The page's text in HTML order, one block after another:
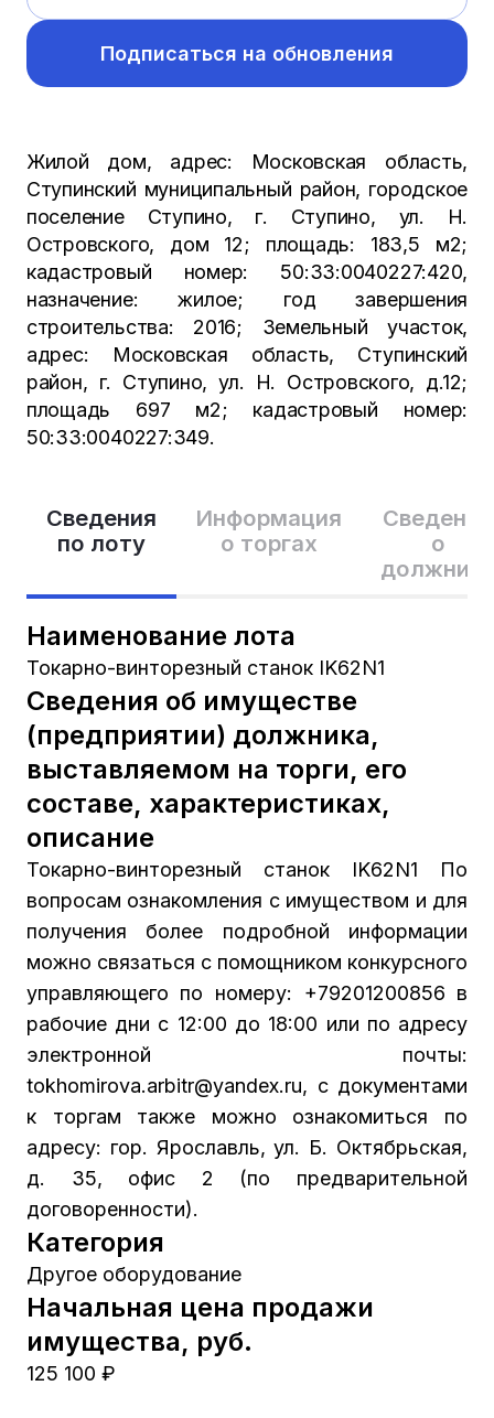
Сведения
по лоту
Информация
о торгах
Сведения
о
Наименование лота
Токарно-винторезный станок IK62N1
Сведения об имуществе
(предприятии) должника,
выставляемом на торги, его
составе, характеристиках,
описание
Токарно-винторезный станок IK62N1 По
вопросам ознакомления с имуществом и для
получения более подробной информации
можно связаться с помощником конкурсного
управляющего по номеру: +79201200856 в
рабочие дни с 12:00 до 18:00 или по адресу
электронной почты:
tokhomirova.arbitr@yandex.ru, с документами
к торгам также можно ознакомиться по
адресу: гор. Ярославль, ул. Б. Октябрьская,
д. 35, офис 2 (по предварительной
договоренности).
Категория
Другое оборудование
Начальная цена продажи
имущества, руб.
125 100 ₽
Подписаться на обновления
Жилой дом, адрес: Московская область,
Ступинский муниципальный район, городское
поселение Ступино, г. Ступино, ул. Н.
Островского, дом 12; площадь: 183,5 м2;
кадастровый номер: 50:33:0040227:420,
назначение: жилое; год завершения
строительства: 2016; Земельный участок,
адрес: Московская область, Ступинский
район, г. Ступино, ул. Н. Островского, д.12;
площадь 697 м2; кадастровый номер:
50:33:0040227:349.